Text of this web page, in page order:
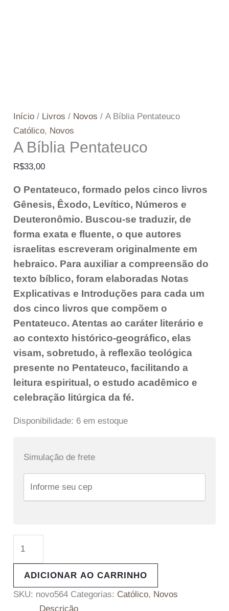
Início / Livros / Novos / A Bíblia Pentateuco
Católico, Novos
A Bíblia Pentateuco
R$33,00
O Pentateuco, formado pelos cinco livros
Gênesis, Êxodo, Levítico, Números e
Deuteronômio. Buscou-se traduzir, de
forma exata e fluente, o que autores
israelitas escreveram originalmente em
hebraico. Para auxiliar a compreensão do
texto bíblico, foram elaboradas Notas
Explicativas e Introduções para cada um
dos cinco livros que compõem o
Pentateuco. Atentas ao caráter literário e
ao contexto histórico-geográfico, elas
visam, sobretudo, à reflexão teológica
presente no Pentateuco, facilitando a
leitura espiritual, o estudo acadêmico e
celebração litúrgica da fé.
Disponibilidade: 6 em estoque
Simulação de frete
ADICIONAR AO CARRINHO
SKU: novo564 Categorias: Católico, Novos
Descrição